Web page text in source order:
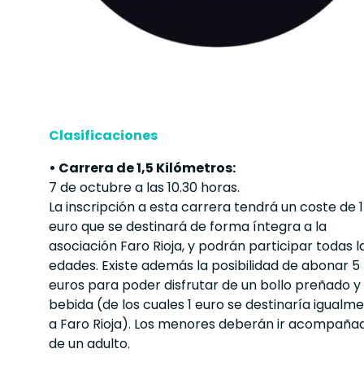
Clasificaciones
• Carrera de 1,5 Kilómetros:
7 de octubre a las 10.30 horas.
La inscripción a esta carrera tendrá un coste de 1
euro que se destinará de forma íntegra a la
asociación Faro Rioja, y podrán participar todas
edades. Existe además la posibilidad de abonar 5
euros para poder disfrutar de un bollo preñado y
bebida (de los cuales 1 euro se destinaría
a Faro Rioja). Los menores deberán ir
de un adulto.